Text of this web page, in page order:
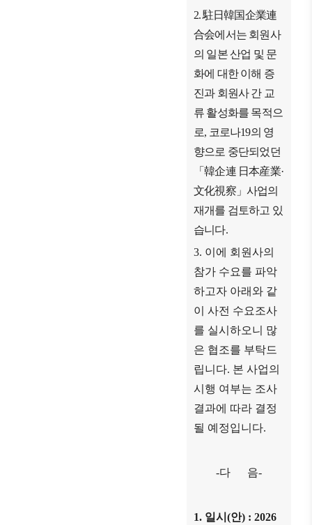
2.駐日韓国企業連
合会에서는 회원사
의 일본 산업 및 문
화에 대한 이해 증
진과 회원사 간 교
류 활성화를 목적으
로, 코로나19의 영
향으로 중단되었던
「韓企連 日本産業·
文化視察」사업의
재개를 검토하고 있
습니다.
3. 이에 회원사의
참가 수요를 파악
하고자 아래와 같
이 사전 수요조사
를 실시하오니 많
은 협조를 부탁드
립니다. 본 사업의
시행 여부는 조사
결과에 따라 결정
될 예정입니다.
-다 음-
1. 일시 (안) : 2026